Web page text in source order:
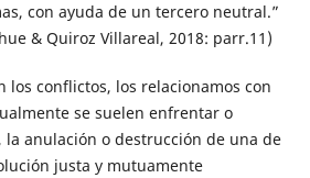
con ayuda de un tercero neutral.”
& Quiroz Villareal, 2018: parr.11)
los conflictos, los relacionamos con
se suelen enfrentar o
la anulación o destrucción de una de
justa y mutuamente